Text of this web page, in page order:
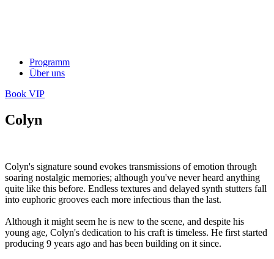
Programm
Über uns
Book VIP
Colyn
Colyn's signature sound evokes transmissions of emotion through
soaring nostalgic memories; although you've never heard anything
quite like this before. Endless textures and delayed synth stutters fall
into euphoric grooves each more infectious than the last.
Although it might seem he is new to the scene, and despite his
young age, Colyn's dedication to his craft is timeless. He first started
producing 9 years ago and has been building on it since.